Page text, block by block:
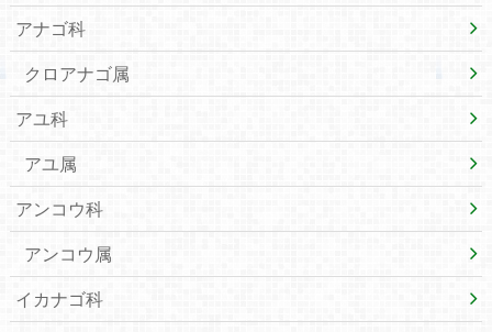
アナゴ科
クロアナゴ属
アユ科
アユ属
アンコウ科
アンコウ属
イカナゴ科